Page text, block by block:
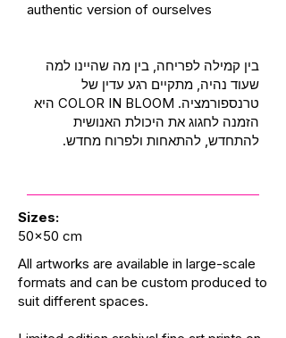
authentic version of ourselves
בין קמילה לפריחה, בין מה שהיינו למה
שעוד נהיה, מתקיים רגע עדין של
טרנספורמציה. COLOR IN BLOOM היא
הזמנה לחגוג את היכולת האנושית
להתחדש, להתאחות ולפרוח מחדש.
Sizes:
50x50 cm
All artworks are available in large-scale
formats and can be custom produced to
suit different spaces.